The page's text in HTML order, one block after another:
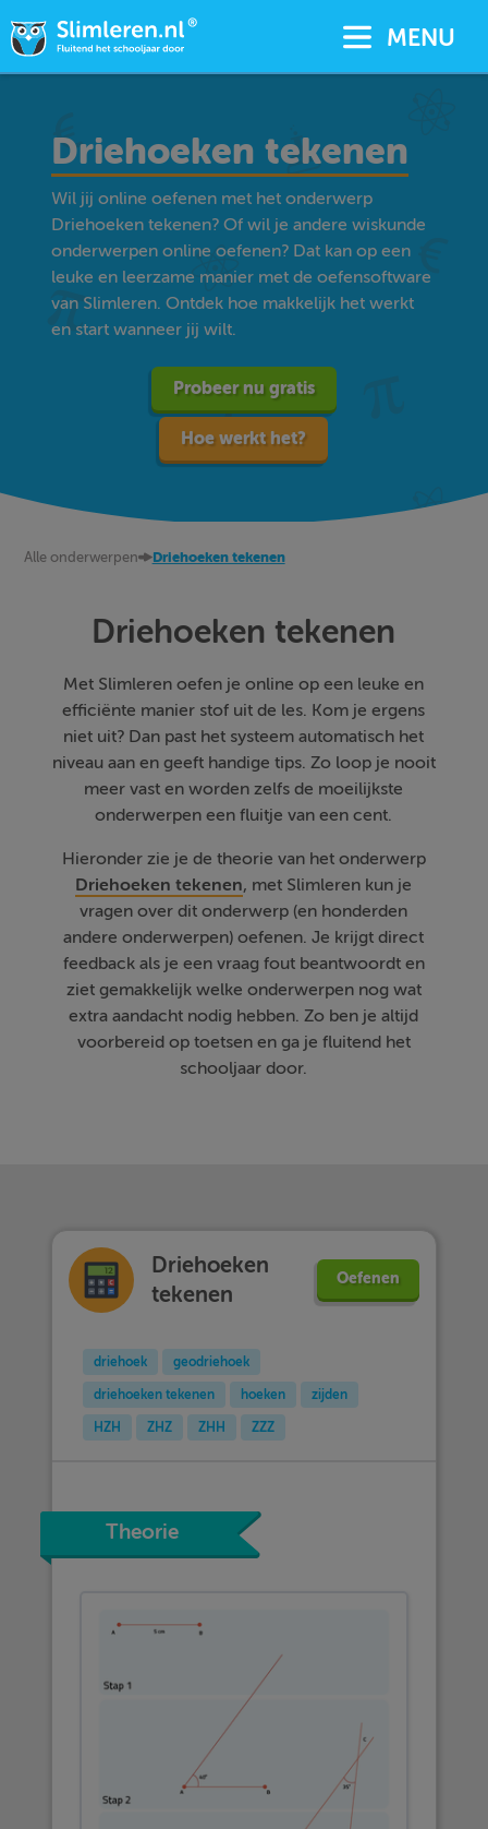
MENU
Driehoeken tekenen
Wil jij online oefenen met het onderwerp
Driehoeken tekenen? Of wil je andere wiskunde
onderwerpen online oefenen? Dat kan op een
leuke en leerzame manier met de oefensoftware
van Slimleren. Ontdek hoe makkelijk het werkt
en start wanneer jij wilt.
Probeer nu gratis
Hoe werkt het?
Alle onderwerpen Driehoeken tekenen
Driehoeken tekenen
Met Slimleren oefen je online op een leuke en
efficiënte manier stof uit de les. Kom je ergens
niet uit? Dan past het systeem automatisch het
niveau aan en geeft handige tips. Zo loop je nooit
meer vast en worden zelfs de moeilijkste
onderwerpen een fluitje van een cent.
Hieronder zie je de theorie van het onderwerp
Driehoeken tekenen, met Slimleren kun je
vragen over dit onderwerp (en honderden
andere onderwerpen) oefenen. Je krijgt direct
feedback als je een vraag fout beantwoordt en
ziet gemakkelijk welke onderwerpen nog wat
extra aandacht nodig hebben. Zo ben je altijd
voorbereid op toetsen en ga je fluitend het
schooljaar door.
Driehoeken
tekenen
Oefenen
driehoek geodriehoek
driehoeken tekenen hoeken zijden
HZH ZHZ ZHH ZZZ
Theorie